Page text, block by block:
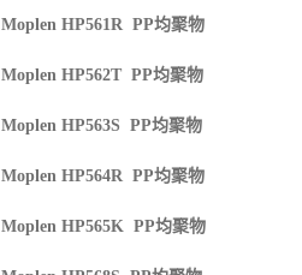
Moplen HP561R PP均聚物
Moplen HP562T PP均聚物
Moplen HP563S PP均聚物
Moplen HP564R PP均聚物
Moplen HP565K PP均聚物